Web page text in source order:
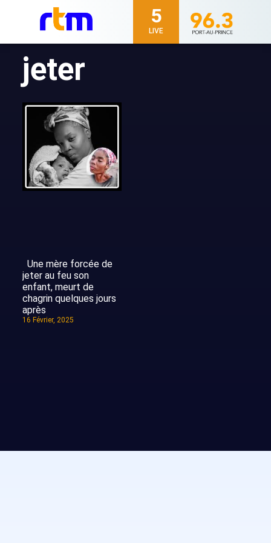
5
LIVE
jeter
Une mère forcée de
jeter au feu son
enfant, meurt de
chagrin quelques jours
après
16 Février, 2025